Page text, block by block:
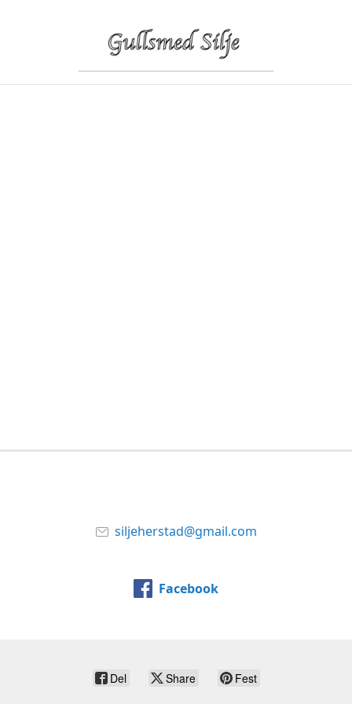
siljeherstad@gmail.com
Facebook
Del Share Fest